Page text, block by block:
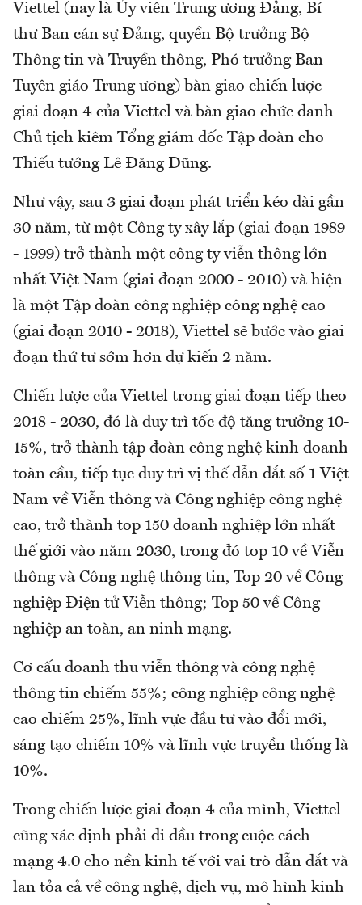
Viettel (nay là Ủy viên Trung ương Đảng, Bí
thư Ban cán sự Đảng, quyền Bộ trưởng Bộ
Thông tin và Truyền thông, Phó trưởng Ban
Tuyên giáo Trung ương) bàn giao chiến lược
giai đoạn 4 của Viettel và bàn giao chức danh
Chủ tịch kiêm Tổng giám đốc Tập đoàn cho
Thiếu tướng Lê Đăng Dũng.
Như vậy, sau 3 giai đoạn phát triển kéo dài gần
30 năm, từ một Công ty xây lắp (giai đoạn 1989
- 1999) trở thành một công ty viễn thông lớn
nhất Việt Nam (giai đoạn 2000 - 2010) và hiện
là một Tập đoàn công nghiệp công nghệ cao
(giai đoạn 2010 - 2018), Viettel sẽ bước vào giai
đoạn thứ tư sớm hơn dự kiến 2 năm.
Chiến lược của Viettel trong giai đoạn tiếp theo
2018 - 2030, đó là duy trì tốc độ tăng trưởng 10-
15%, trở thành tập đoàn công nghệ kinh doanh
toàn cầu, tiếp tục duy trì vị thế dẫn dắt số 1 Việt
Nam về Viễn thông và Công nghiệp công nghệ
cao, trở thành top 150 doanh nghiệp lớn nhất
thế giới vào năm 2030, trong đó top 10 về Viễn
thông và Công nghệ thông tin, Top 20 về Công
nghiệp Điện tử Viễn thông; Top 50 về Công
nghiệp an toàn, an ninh mạng.
Cơ cấu doanh thu viễn thông và công nghệ
thông tin chiếm 55%; công nghiệp công nghệ
cao chiếm 25%, lĩnh vực đầu tư vào đổi mới,
sáng tạo chiếm 10% và lĩnh vực truyền thống là
10%.
Trong chiến lược giai đoạn 4 của mình, Viettel
cũng xác định phải đi đầu trong cuộc cách
mạng 4.0 cho nền kinh tế với vai trò dẫn dắt và
lan tỏa cả về công nghệ, dịch vụ, mô hình kinh